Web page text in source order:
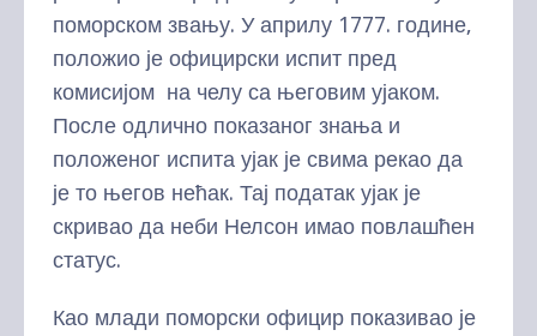
поморском звању. У априлу 1777. године,
положио је официрски испит пред
комисијом на челу са његовим ујаком.
После одлично показаног знања и
положеног испита ујак је свима рекао да
је то његов нећак. Тај податак ујак је
скривао да неби Нелсон имао повлашћен
статус.
Као млади поморски официр показивао је